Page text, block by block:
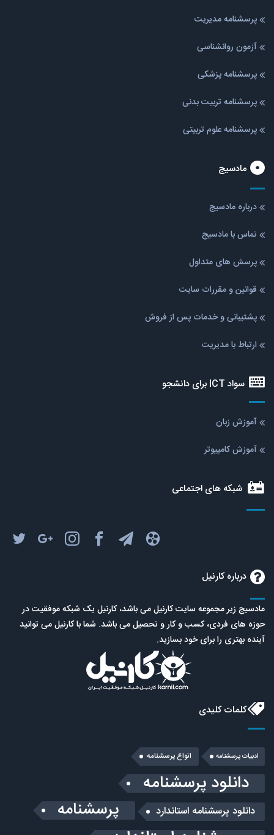
پرسشنامه مدیریت
آزمون روانشناسی
پرسشنامه پزشکی
پرسشنامه تربیت بدنی
پرسشنامه علوم تربیتی
مادسیج
درباره مادسیج
تماس با مادسیج
پرسش های متداول
قوانین و مقررات سایت
پشتیبانی و خدمات پس از فروش
ارتباط با مدیریت
سواد ICT برای دانشجو
آموزش زبان
آموزش کامپیوتر
شبکه های اجتماعی
درباره کارنیل
مادسیج زیر مجموعه سایت کارنیل می باشد، کارنیل یک شبکه موفقیت در
حوزه های فردی، کسب و کار و تحصیل می باشد. شما با کارنیل می توانید
آینده بهتری را برای خود بسازید.
کلمات کلیدی
ادبیات پرسشنامه انواع پرسشنامه
دانلود پرسشنامه
دانلود پرسشنامه استاندارد پرسشنامه